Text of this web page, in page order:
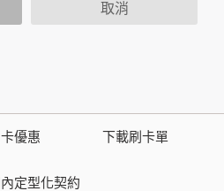
網站有其個別的隱私權保護政
本公司隱私權保護政策。
動性服務，可能會請您提供相關
取消
優惠 下載刷卡單
定型化契約